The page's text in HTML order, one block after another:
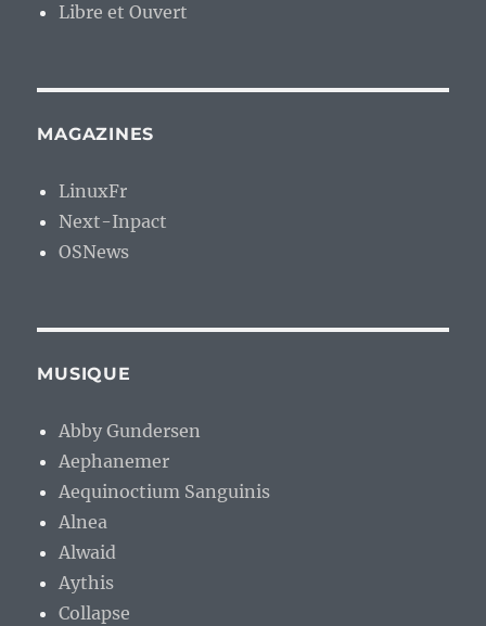
Libre et Ouvert
MAGAZINES
LinuxFr
Next-Inpact
OSNews
MUSIQUE
Abby Gundersen
Aephanemer
Aequinoctium Sanguinis
Alnea
Alwaid
Aythis
Collapse